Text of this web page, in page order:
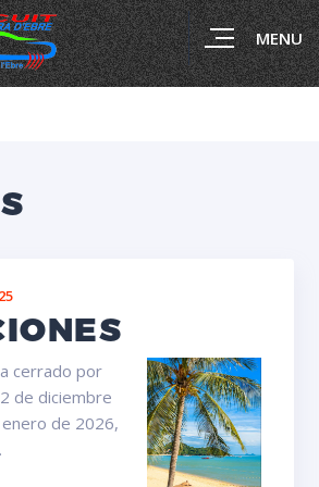
MENU
cerrado por
de diciembre
de 2026,